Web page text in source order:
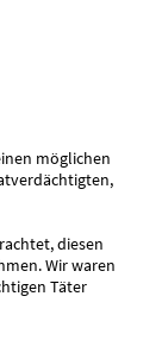
möglichen
diesen
Wir waren
Täter